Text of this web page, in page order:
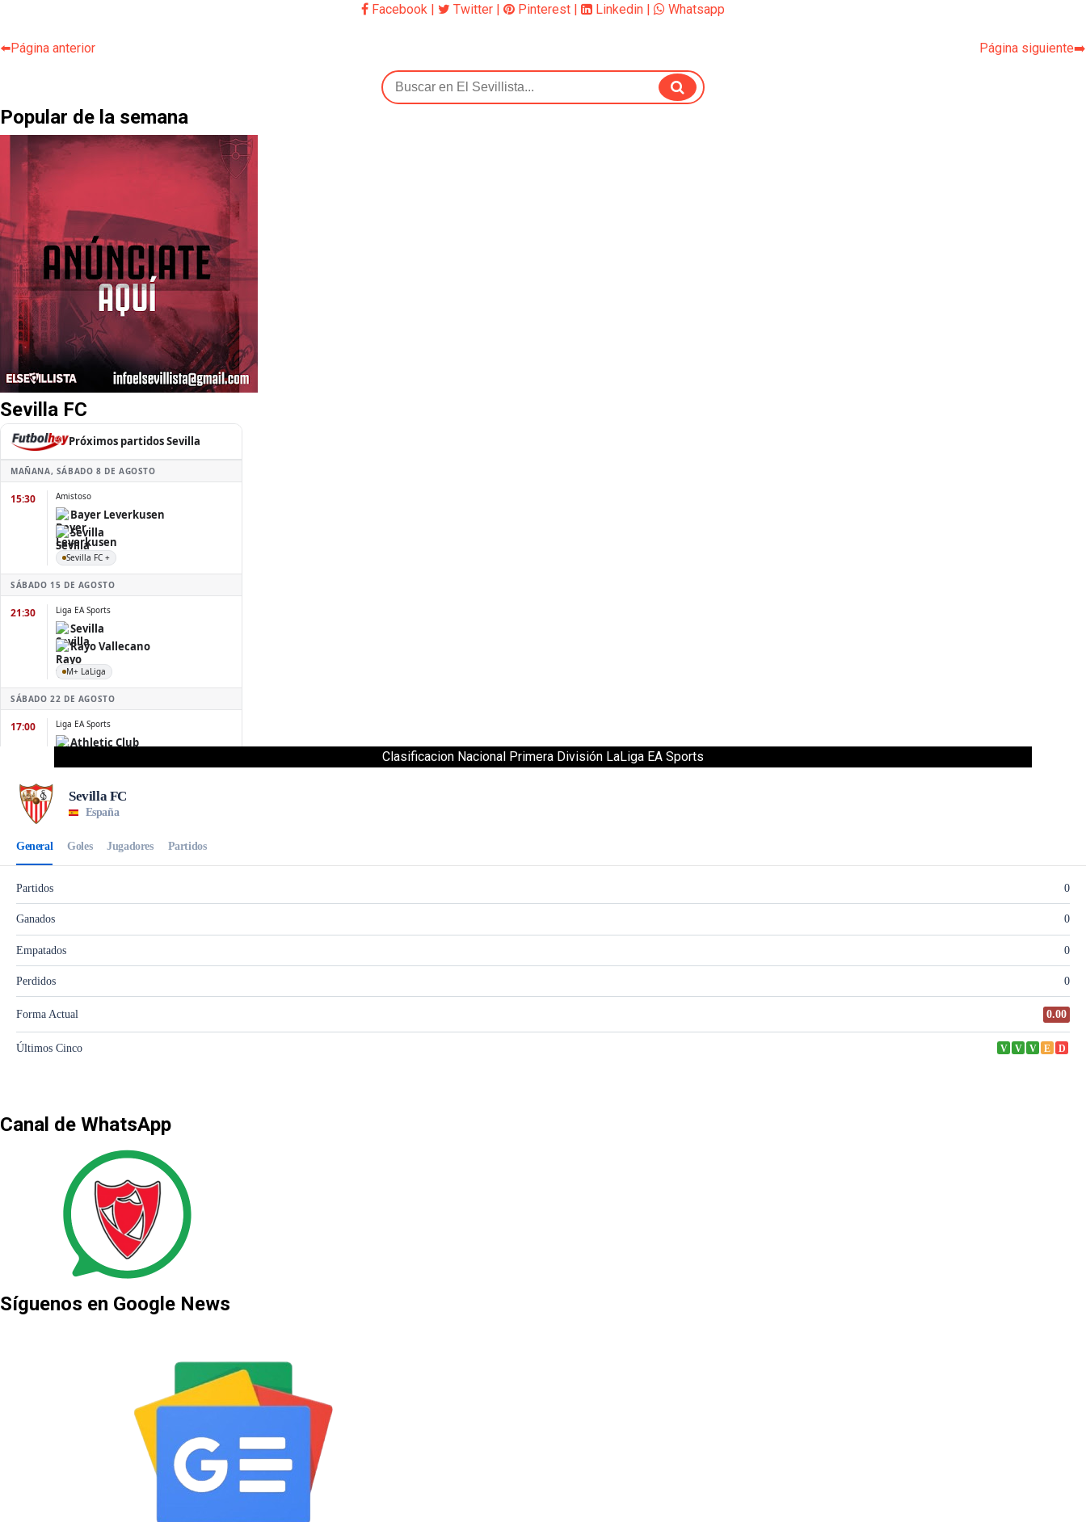
Facebook | Twitter | Pinterest | Linkedin | Whatsapp
⬅️Página anterior Página siguiente➡️
Popular de la semana
Sevilla FC
Clasificacion Nacional Primera División LaLiga EA Sports
Canal de WhatsApp
Síguenos en Google News